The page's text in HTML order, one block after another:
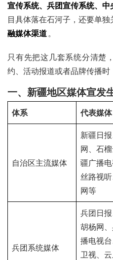
宣传系统、兵团宣传系统、
目具体落在石河子，还要单独
融媒体渠道 。
只有先把这几套系统分清楚
约、活动报道或者品牌传播时
一、新疆地区媒体宣发
体系 代表媒体
自治区主流媒体
新疆日
网、石
疆广播电
丝路视
网等
兵团系统媒体
兵团日
胡杨网
播电视
卫视、